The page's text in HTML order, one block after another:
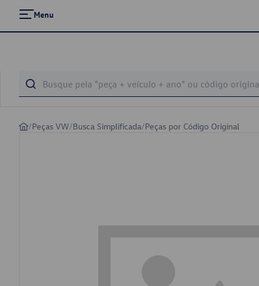
Menu
/Peças VW/Busca Simplificada/Peças por Código Original